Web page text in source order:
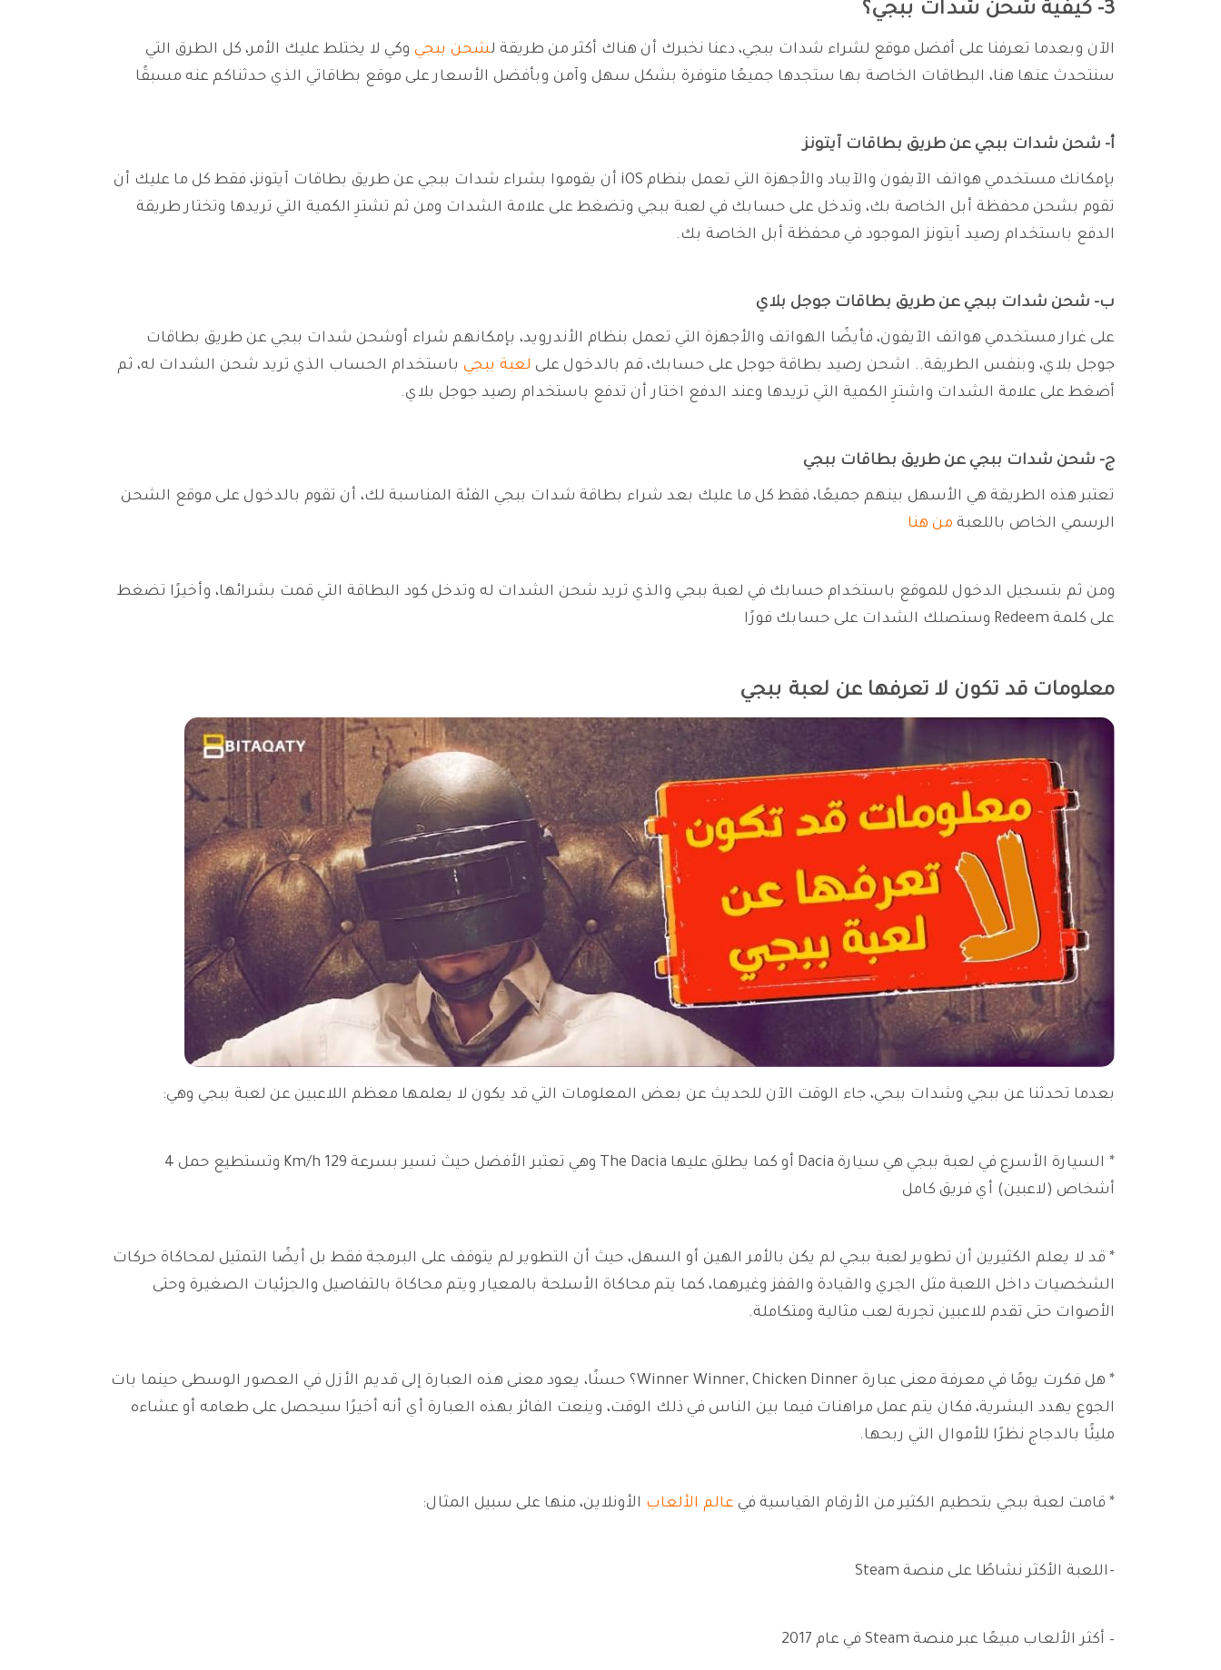
3- كيفية شحن شدات ببجي؟
الآن وبعدما تعرفنا على أفضل موقع لشراء شدات ببجي، دعنا نخبرك أن هناك أكثر من طريقة لشحن ببجي وكي لا يختلط عليك الأمر، كل الطرق التي
سنتحدث عنها هنا، البطاقات الخاصة بها ستجدها جميعًا متوفرة بشكل سهل وآمن وبأفضل الأسعار على موقع بطاقاتي الذي حدثناكم عنه مسبقًا
أ- شحن شدات ببجي عن طريق بطاقات آيتونز
بإمكانك مستخدمي هواتف الآيفون والآيباد والأجهزة التي تعمل بنظام iOS أن يقوموا بشراء شدات ببجي عن طريق بطاقات آيتونز، فقط كل ما عليك أن
تقوم بشحن محفظة أبل الخاصة بك، وتدخل على حسابك في لعبة ببجي وتضغط على علامة الشدات ومن ثم تشترِ الكمية التي تريدها وتختار طريقة
الدفع باستخدام رصيد آيتونز الموجود في محفظة أبل الخاصة بك.
ب- شحن شدات ببجي عن طريق بطاقات جوجل بلاي
على غرار مستخدمي هواتف الآيفون، فأيضًا الهواتف والأجهزة التي تعمل بنظام الأندرويد، بإمكانهم شراء أوشحن شدات ببجي عن طريق بطاقات
جوجل بلاي، وبنفس الطريقة.. اشحن رصيد بطاقة جوجل على حسابك، قم بالدخول على لعبة ببجي باستخدام الحساب الذي تريد شحن الشدات له، ثم
أضغط على علامة الشدات واشترِ الكمية التي تريدها وعند الدفع اختار أن تدفع باستخدام رصيد جوجل بلاي.
ج- شحن شدات ببجي عن طريق بطاقات ببجي
تعتبر هذه الطريقة هي الأسهل بينهم جميعًا، فقط كل ما عليك بعد شراء بطاقة شدات ببجي الفئة المناسبة لك، أن تقوم بالدخول على موقع الشحن
الرسمي الخاص باللعبة من هنا
ومن ثم بتسجيل الدخول للموقع باستخدام حسابك في لعبة ببجي والذي تريد شحن الشدات له وتدخل كود البطاقة التي قمت بشرائها، وأخيرًا تضغط
على كلمة Redeem وستصلك الشدات على حسابك فورًا
معلومات قد تكون لا تعرفها عن لعبة ببجي
بعدما تحدثنا عن ببجي وشدات ببجي، جاء الوقت الآن للحديث عن بعض المعلومات التي قد يكون لا يعلمها معظم اللاعبين عن لعبة ببجي وهي:
* السيارة الأسرع في لعبة ببجي هي سيارة Dacia أو كما يطلق عليها The Dacia وهي تعتبر الأفضل حيث تسير بسرعة 129 Km/h وتستطيع حمل 4
أشخاص (لاعبين) أي فريق كامل
* قد لا يعلم الكثيرين أن تطوير لعبة ببجي لم يكن بالأمر الهين أو السهل، حيث أن التطوير لم يتوقف على البرمجة فقط بل أيضًا التمثيل لمحاكاة حركات
الشخصيات داخل اللعبة مثل الجري والقيادة والقفز وغيرهما، كما يتم محاكاة الأسلحة بالمعيار ويتم محاكاة بالتفاصيل والجزئيات الصغيرة وحتى
الأصوات حتى تقدم للاعبين تجربة لعب مثالية ومتكاملة.
* هل فكرت يومًا في معرفة معنى عبارة Winner Winner, Chicken Dinner؟ حسنًا، يعود معنى هذه العبارة إلى قديم الأزل في العصور الوسطى حينما بات
الجوع يهدد البشرية، فكان يتم عمل مراهنات فيما بين الناس في ذلك الوقت، وينعت الفائز بهذه العبارة أي أنه أخيرًا سيحصل على طعامه أو عشاءه
مليئًا بالدجاج نظرًا للأموال التي ربحها.
* قامت لعبة ببجي بتحطيم الكثير من الأرقام القياسية في عالم الألعاب الأونلاين، منها على سبيل المثال:
-اللعبة الأكثر نشاطًا على منصة Steam
– أكثر الألعاب مبيعًا عبر منصة Steam في عام 2017